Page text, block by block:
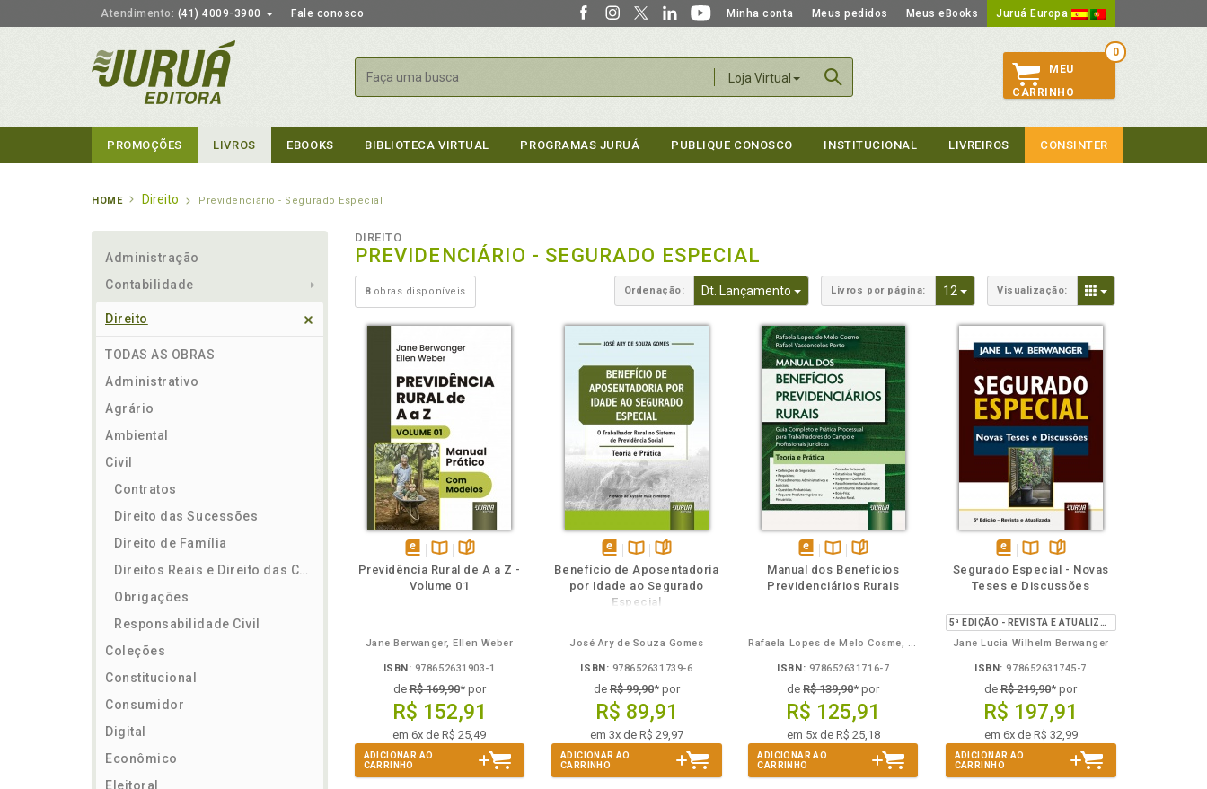
Atendimento: (41) 4009-3900 Fale conosco Minha conta Meus pedidos Meus eBooks Juruá Europa
Loja Virtual
Buscar
0
MEU
CARRINHO
PROMOÇÕES LIVROS EBOOKS BIBLIOTECA VIRTUAL PROGRAMAS JURUÁ PUBLIQUE CONOSCO INSTITUCIONAL LIVREIROS CONSINTER
HOME Direito Previdenciário - Segurado Especial
Administração
Contabilidade
Direito
TODAS AS OBRAS
Administrativo
Agrário
Ambiental
Civil
Contratos
Direito das Sucessões
Direito de Família
Direitos Reais e Direito das Coisas
Obrigações
Responsabilidade Civil
Coleções
Constitucional
Consumidor
Digital
Econômico
Eleitoral
DIREITO
PREVIDENCIÁRIO - SEGURADO ESPECIAL
8obras disponíveis Ordenação: Dt. Lançamento Toggle Dropdown
Livros por página: 12 Toggle Dropdown
Visualização: Toggle Dropdown
disponível
em
Disponível
na
páginas
Previdência Rural de A a Z -
Volume 01
Jane Berwanger, Ellen Weber
ISBN: 978652631903-1
deR$ 169,90* por
R$ 152,91
em 6x de R$ 25,49
ADICIONAR AO
CARRINHO
Também
disponível
em
eBook
Também
Disponível
na
B.V.
Folheie
páginas
Benefício de Aposentadoria
por Idade ao Segurado
Especial
José Ary de Souza Gomes
ISBN: 978652631739-6
de R$ 99,90* por
R$ 89,91
em 3x de R$ 29,97
ADICIONAR AO
CARRINHO
disponível
em
Também
Disponível
na
Folheie
páginas
Manual dos Benefícios
Previdenciários Rurais
Rafaela Lopes de Melo Cosme, Rafael Vasconcelos Porto
ISBN: 978652631716-7
deR$ 139,90* por
R$ 125,91
em 5x de R$ 25,18
ADICIONAR AO
CARRINHO
disponível
em
Também
Disponível
na
Folheie
páginas
Segurado Especial - Novas
Teses e Discussões
Jane Lucia Wilhelm Berwanger
ISBN: 978652631745-7
deR$ 219,90* por
R$ 197,91
em 6x de R$ 32,99
ADICIONAR AO
CARRINHO